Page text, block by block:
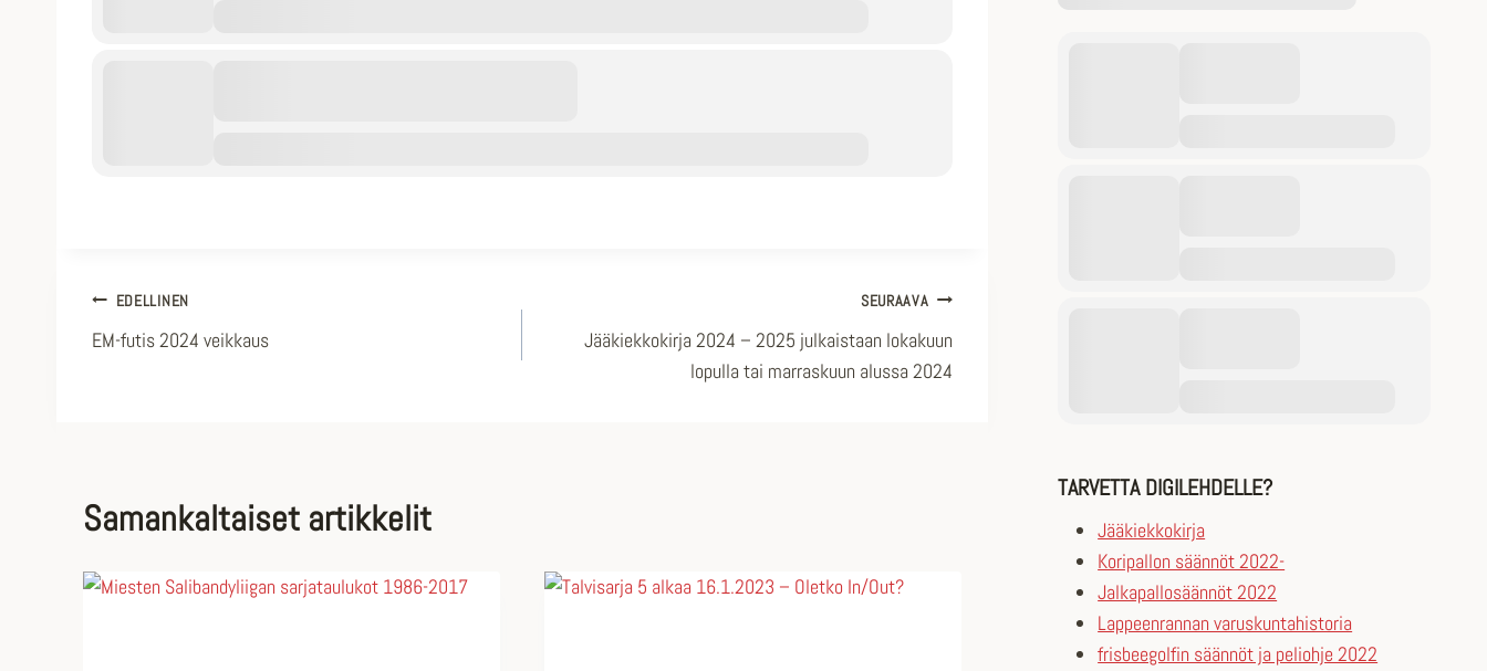
Artikkelien
selaus
EDELLINEN
EM-futis 2024 veikkaus
SEURAAVA
Jääkiekkokirja 2024 – 2025 julkaistaan lokakuun
lopulla tai marraskuun alussa 2024
Samankaltaiset artikkelit
TARVETTA DIGILEHDELLE?
Jääkiekkokirja
Koripallon säännöt 2022-
Jalkapallosäännöt 2022
Lappeenrannan varuskuntahistoria
frisbeegolfin säännöt ja peliohje 2022